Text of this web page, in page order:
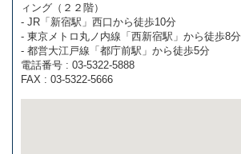
ィング（２２階）
- JR「新宿駅」西口から徒歩10分
- 東京メトロ丸ノ内線「西新宿駅」から徒歩8分
- 都営大江戸線「都庁前駅」から徒歩5分
電話番号 : 03-5322-5888
FAX : 03-5322-5666